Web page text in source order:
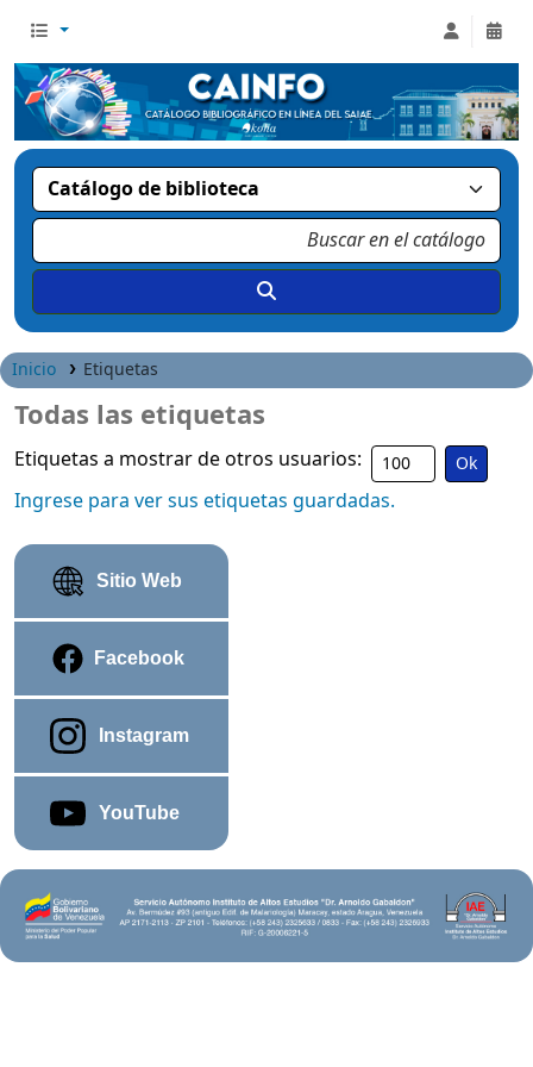
Inicio Etiquetas
Sitio Web
Facebook
Instagram
YouTube
Todas las etiquetas
Etiquetas a mostrar de otros usuarios:
Ingrese para ver sus etiquetas guardadas.